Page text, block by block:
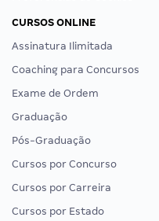
CURSOS ONLINE
Assinatura Ilimitada
Coaching para Concursos
Exame de Ordem
Graduação
Pós-Graduação
Cursos por Concurso
Cursos por Carreira
Cursos por Estado